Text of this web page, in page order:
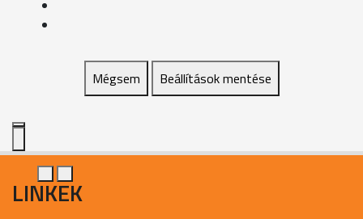
Mégsem Beállítások mentése
LINKEK